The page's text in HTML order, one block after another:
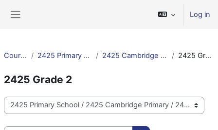
Log in
Courses 2425 Primary School 2425 Cambridge Primary 2425 Grade 2
2425 Grade 2
Course categories